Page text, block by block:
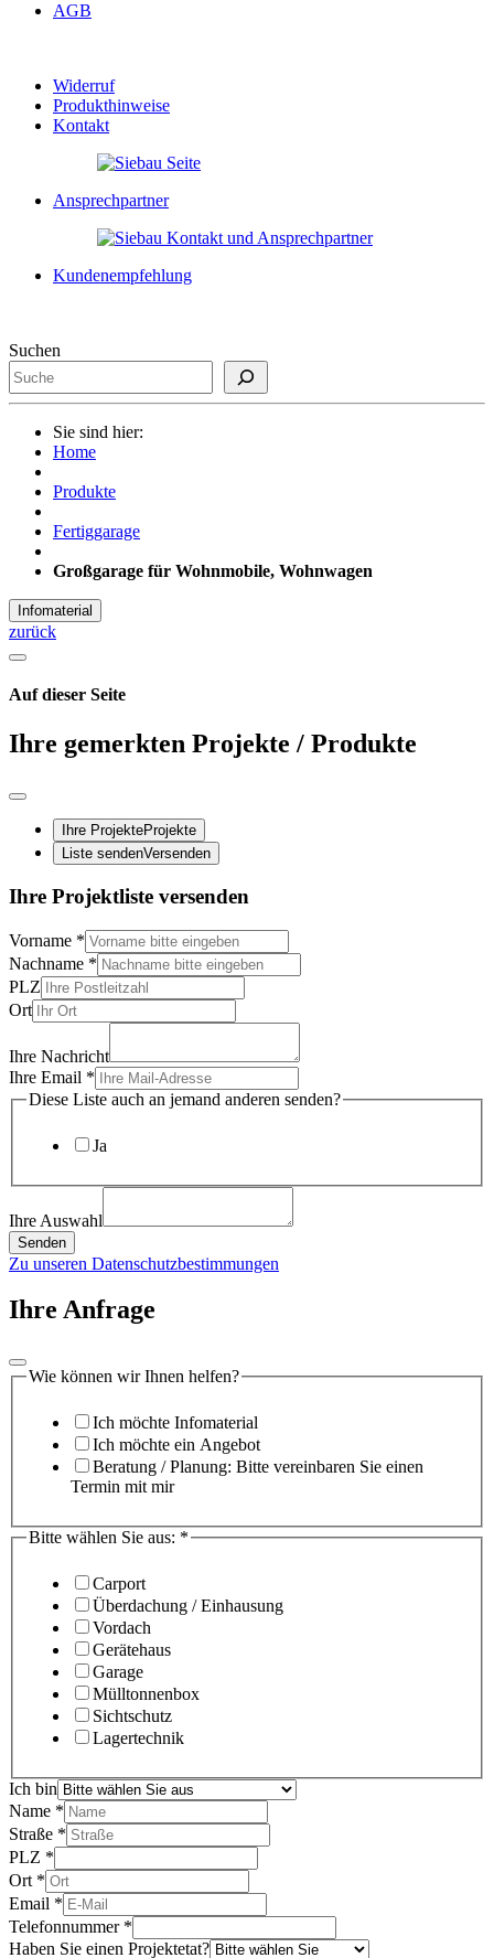
AGB
Widerruf
Produkthinweise
Kontakt
Ansprechpartner
Kundenempfehlung
Suchen
Sie sind hier:
Home
Produkte
Fertiggarage
Großgarage für Wohnmobile, Wohnwagen
Infomaterial
zurück
Auf dieser Seite
Ihre gemerkten Projekte / Produkte
Ihre ProjekteProjekte
Liste sendenVersenden
Ihre Projektliste versenden
Vorname *
Nachname *
PLZ
Ort
Ihre Nachricht
Ihre Email *
Diese Liste auch an jemand anderen senden?
Ja
Ihre Auswahl
Senden
Zu unseren Datenschutzbestimmungen
Ihre Anfrage
Wie können wir Ihnen helfen?
Ich möchte Infomaterial
Ich möchte ein Angebot
Beratung / Planung: Bitte vereinbaren Sie einen
Termin mit mir
Bitte wählen Sie aus: *
Carport
Überdachung / Einhausung
Vordach
Gerätehaus
Garage
Mülltonnenbox
Sichtschutz
Lagertechnik
Ich bin
Name *
Straße *
PLZ *
Ort *
Email *
Telefonnummer *
Haben Sie einen Projektetat?